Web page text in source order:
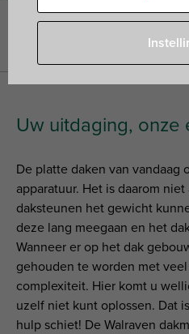
Home»Bevestigingssystemen»
Uw uitdaging, onze
De platte daken van vandaag
apparatuur. Het is daarom
daksteunen het gewicht
deze lang meegaan en het
Wanneer er op het dak
gehouden te worden met
complexiteit. Hier komt u
uzelf niet kunt oplossen. Dat
hulp schiet! De Walraven